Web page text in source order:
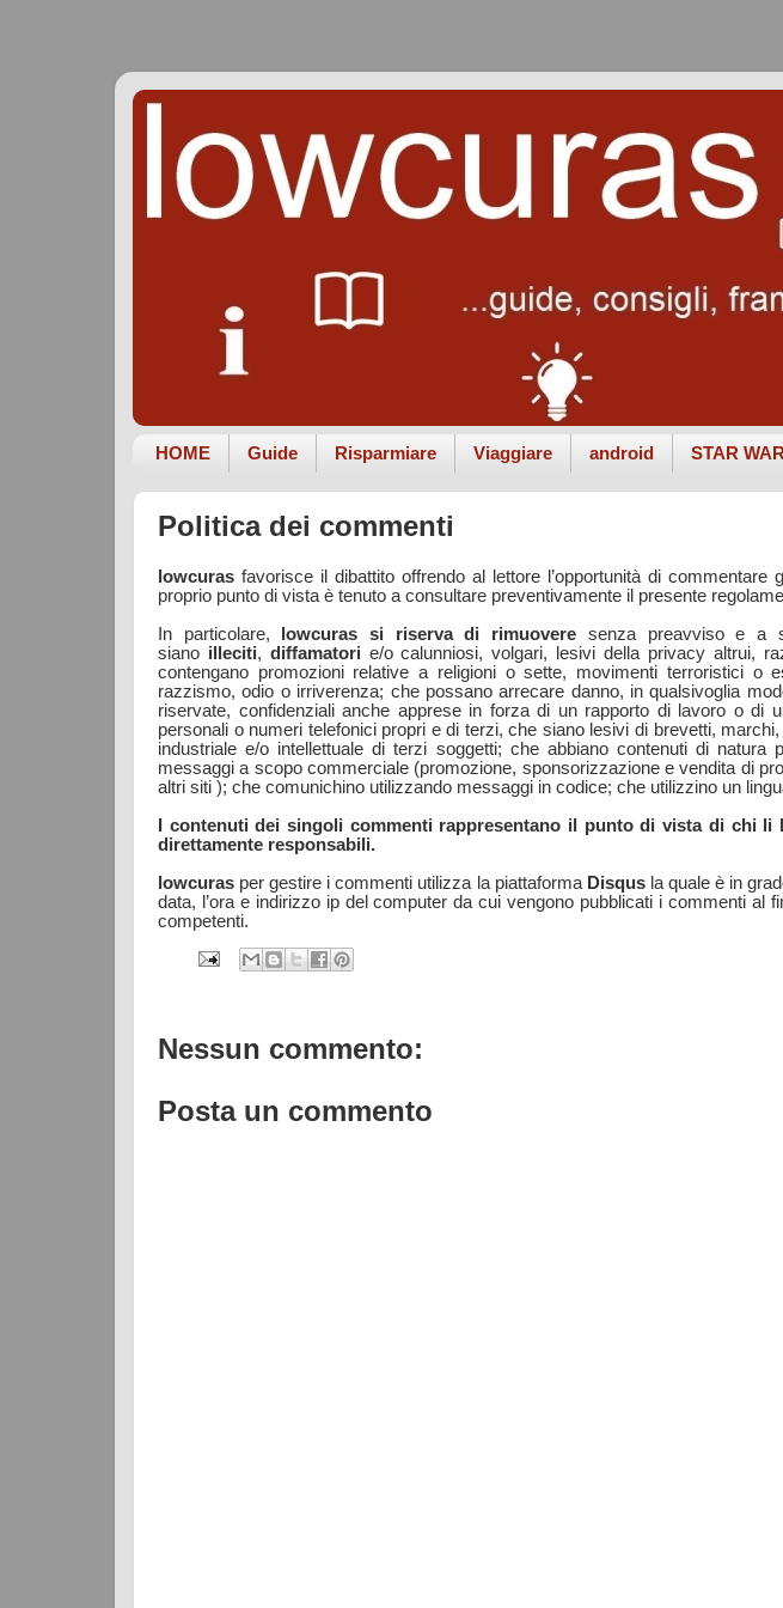
HOME Guide Risparmiare Viaggiare android STAR
Politica dei commenti
lowcuras favorisce il dibattito offrendo al lettore l’opportunità di commentare
proprio punto di vista è tenuto a consultare preventivamente il presente
In particolare,
lowcuras si riserva di rimuovere senza preavviso e a
siano illeciti, diffamatori e/o calunniosi, volgari, lesivi della privacy altrui,
contengano promozioni relative a religioni o sette, movimenti terroristici o
razzismo, odio o irriverenza; che possano arrecare danno, in qualsivoglia
riservate, confidenziali anche apprese in forza di un rapporto di lavoro o di
personali o numeri telefonici propri e di terzi, che siano lesivi di brevetti,
industriale e/o intellettuale di terzi soggetti; che abbiano contenuti di
messaggi a scopo commerciale (promozione, sponsorizzazione e vendita di
altri siti ); che comunichino utilizzando messaggi in codice; che utilizzino un
I contenuti dei singoli commenti rappresentano il punto di vista di chi
direttamente responsabili.
lowcuras per gestire i commenti utilizza la piattaforma Disqusla quale è in
data, l’ora e indirizzo ip del computer da cui vengono pubblicati i commenti al
competenti.
Nessun commento:
Posta un commento